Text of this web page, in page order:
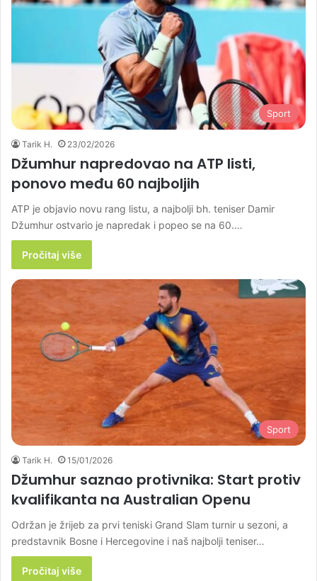
Sport
Tarik H. 23/02/2026
Džumhur napredovao na ATP listi,
ponovo među 60 najboljih
ATP je objavio novu rang listu, a najbolji bh. teniser Damir
Džumhur ostvario je napredak i popeo se na 60.…
Pročitaj više
Sport
Tarik H. 15/01/2026
Džumhur saznao protivnika: Start protiv
kvalifikanta na Australian Openu
Održan je žrijeb za prvi teniski Grand Slam turnir u sezoni, a
predstavnik Bosne i Hercegovine i naš najbolji teniser…
Pročitaj više